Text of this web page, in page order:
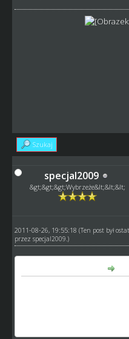
Szukaj
specjal2009
&gt;&gt;&gt;Wybrzeże&lt;&lt;&lt;
2011-08-26, 19:55:18 (Ten post był
przez specjal2009.)